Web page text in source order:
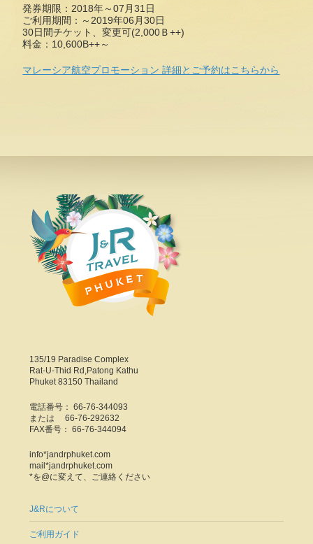
発券期限：2018年～07月31日
ご利用期間：～2019年06月30日
30日間チケット、変更可(2,000Ｂ++)
料金：10,600B++～
マレーシア航空プロモーション 詳細とご予約はこちらから
135/19 Paradise Complex
Rat-U-Thid Rd,Patong Kathu
Phuket 83150 Thailand
電話番号： 66-76-344093
または 66-76-292632
FAX番号： 66-76-344094
info*jandrphuket.com
mail*jandrphuket.com
*を@に変えて、ご連絡ください
J&Rについて
ご利用ガイド